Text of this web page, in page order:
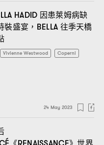
HADID 因患萊姆病缺
裝盛宴 ，BELLA 往季天橋
Vivienne Westwood Coperni
24 May 2023
《
》世界